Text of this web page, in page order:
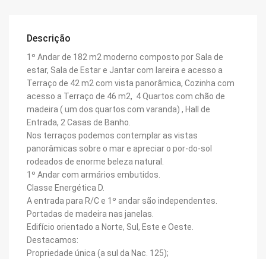
Descrição
1º Andar de 182 m2 moderno composto por Sala de
estar, Sala de Estar e Jantar com lareira e acesso a
Terraço de 42 m2 com vista panorâmica, Cozinha com
acesso a Terraço de 46 m2, 4 Quartos com chão de
madeira ( um dos quartos com varanda) , Hall de
Entrada, 2 Casas de Banho.
Nos terraços podemos contemplar as vistas
panorâmicas sobre o mar e apreciar o por-do-sol
rodeados de enorme beleza natural.
1º Andar com armários embutidos.
Classe Energética D.
A entrada para R/C e 1º andar são independentes.
Portadas de madeira nas janelas.
Edifício orientado a Norte, Sul, Este e Oeste.
Destacamos:
Propriedade única (a sul da Nac. 125);